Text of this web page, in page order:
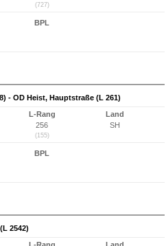
(727)
BPL
- OD Heist, Hauptstraße (L 261)
L-Rang
256
(155)
Land
SH
BPL
2542)